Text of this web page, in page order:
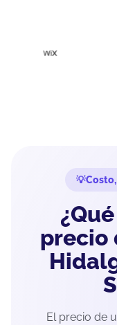
precio
El precio de